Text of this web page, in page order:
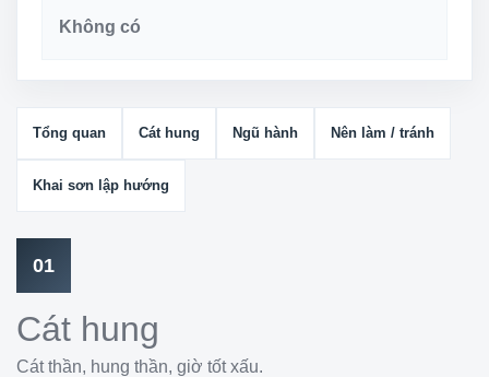
Không có
Tổng quan Cát hung Ngũ hành Nên làm / tránh
Khai sơn lập hướng
01
Cát hung
Cát thần, hung thần, giờ tốt xấu.